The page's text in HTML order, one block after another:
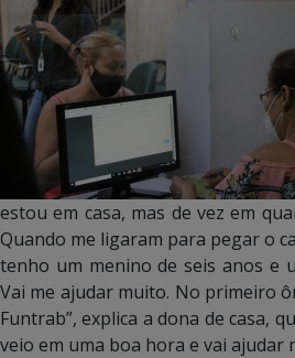
estou em casa, mas de vez em
Quando me ligaram para pegar o
tenho um menino de seis anos e
Vai me ajudar muito. No primeiro
Funtrab”, explica a dona de casa,
veio em uma boa hora e vai ajudar